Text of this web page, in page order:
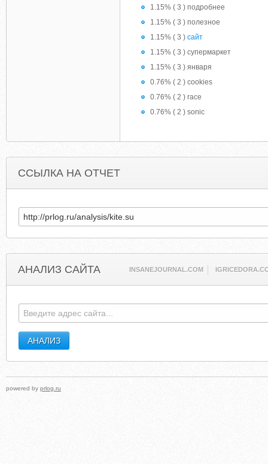
1.15% ( 3 ) подробнее
1.15% ( 3 ) полезное
1.15% ( 3 ) сайт
1.15% ( 3 ) супермаркет
1.15% ( 3 ) января
0.76% ( 2 ) cookies
0.76% ( 2 ) race
0.76% ( 2 ) sonic
ССЫЛКА НА ОТЧЕТ
АНАЛИЗ САЙТА INSANEJOURNAL.COM
powered by prlog.ru